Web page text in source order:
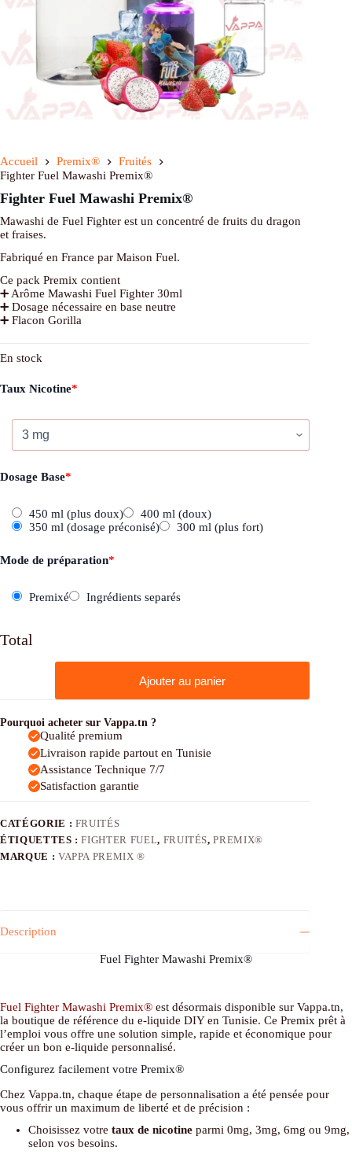
Accueil Premix®
Fruités
Fighter Fuel Mawashi Premix®
Fighter Fuel Mawashi Premix®
Mawashi de Fuel Fighter est un concentré de fruits du dragon
et fraises.
Fabriqué en France par Maison Fuel.
Ce pack Premix contient
➕ Arôme Mawashi Fuel Fighter 30ml
➕ Dosage nécessaire en base neutre
➕ Flacon Gorilla
En stock
Taux Nicotine*
Dosage Base*
450 ml (plus doux)
400 ml (doux)
350 ml (dosage préconisé)
300 ml (plus fort)
Mode de préparation*
Premixé Ingrédients separés
Total
Mawashi
Premix®
Ajouter au panier
Pourquoi acheter sur Vappa.tn ?
Qualité premium
Livraison rapide partout en Tunisie
Assistance Technique 7/7
Satisfaction garantie
CATÉGORIE : FRUITÉS
ÉTIQUETTES :FIGHTER FUEL, FRUITÉS,PREMIX®
MARQUE : VAPPA PREMIX ®
Description
Fuel Fighter Mawashi Premix®
Fuel Fighter Mawashi Premix® est désormais disponible sur Vappa.tn,
la boutique de référence du e-liquide DIY en Tunisie. Ce Premix prêt à
l’emploi vous offre une solution simple, rapide et économique pour
créer un bon e-liquide personnalisé.
Configurez facilement votre Premix®
Chez Vappa.tn, chaque étape de personnalisation a été pensée pour
vous offrir un maximum de liberté et de précision :
Choisissez votretaux de nicotine parmi 0mg, 3mg, 6mg ou 9mg,
selon vos besoins.